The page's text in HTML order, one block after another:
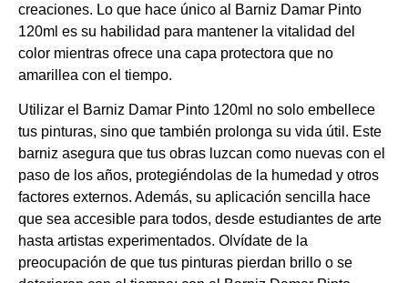
creaciones. Lo que hace único al Barniz Damar Pinto
120ml es su habilidad para mantener la vitalidad del
color mientras ofrece una capa protectora que no
amarillea con el tiempo.
Utilizar el Barniz Damar Pinto 120ml no solo embellece
tus pinturas, sino que también prolonga su vida útil. Este
barniz asegura que tus obras luzcan como nuevas con el
paso de los años, protegiéndolas de la humedad y otros
factores externos. Además, su aplicación sencilla hace
que sea accesible para todos, desde estudiantes de arte
hasta artistas experimentados. Olvídate de la
preocupación de que tus pinturas pierdan brillo o se